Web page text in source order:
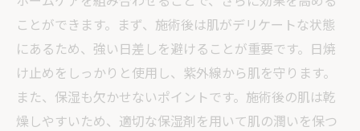
ことができます。まず、施術後は肌がデリケートな状態
にあるため、強い日差しを避けることが重要です。日焼
け止めをしっかりと使用し、紫外線から肌を守ります。
また、保湿も欠かせないポイントです。施術後の肌は乾
燥しやすいため、適切な保湿剤を用いて肌の潤いを保つ